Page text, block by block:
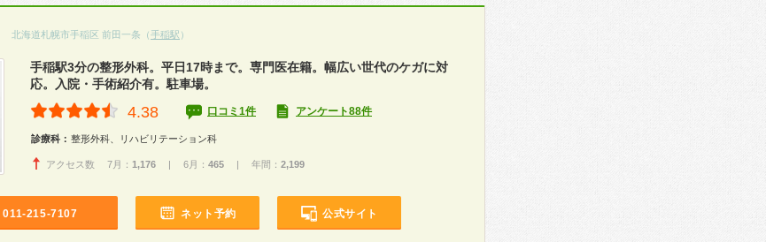
北海道札幌市手稲区 前田一条（手稲駅 ）
手稲駅3分の整形外科。平日17時まで。専門医在籍。幅広い世代のケガに対
応。入院・手術紹介有。駐車場。
4.38 口コミ1件 アンケート88件
診療科： 整形外科、リハビリテーション科
アクセス数 7月： 1,176 | 6月： 465 | 年間： 2,199
011-215-7107 ネット予約 公式サイト